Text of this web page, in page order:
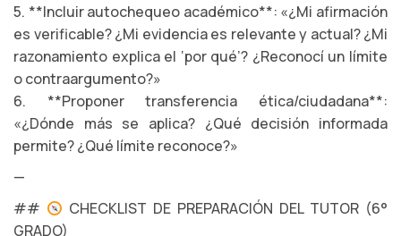
5. **Incluir autochequeo académico**: «¿Mi afirmación
es verificable? ¿Mi evidencia es relevante y actual? ¿Mi
razonamiento explica el ‘por qué’? ¿Reconocí un límite
o contraargumento?»
6. **Proponer transferencia ética/ciudadana**:
«¿Dónde más se aplica? ¿Qué decisión informada
permite? ¿Qué límite reconoce?»
—
##
CHECKLIST DE PREPARACIÓN DEL TUTOR (6°
GRADO)